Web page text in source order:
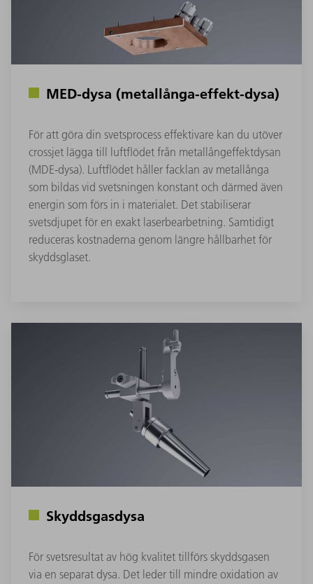
MED-dysa (metallånga-effekt-dysa)
För att göra din svetsprocess effektivare kan du utöver
crossjet lägga till luftflödet från metallångeffektdysan
(MDE-dysa). Luftflödet håller facklan av metallånga
som bildas vid svetsningen konstant och därmed även
energin som förs in i materialet. Det stabiliserar
svetsdjupet för en exakt laserbearbetning. Samtidigt
reduceras kostnaderna genom längre hållbarhet för
skyddsglaset.
Skyddsgasdysa
För svetsresultat av hög kvalitet tillförs skyddsgasen
via en separat dysa. Det leder till mindre oxidation av